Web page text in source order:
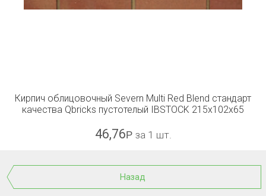
Кирпич облицовочный Severn Multi Red Blend стандарт
качества Qbricks пустотелый IBSTOCK 215x102x65
46,76Р за 1 шт.
Назад